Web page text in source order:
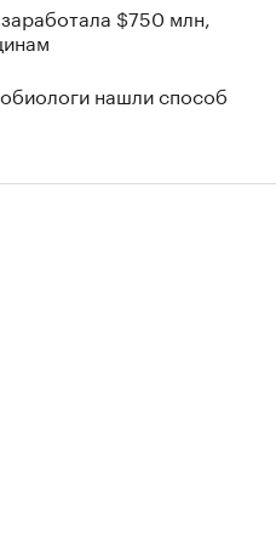
$750 млн,
нашли способ